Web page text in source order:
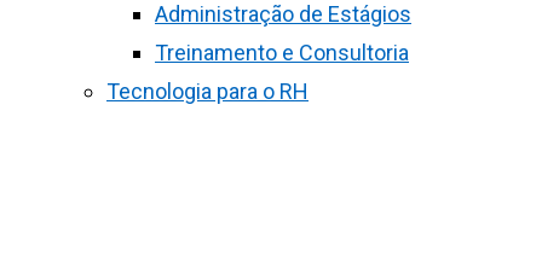
Administração de Estágios
Treinamento e Consultoria
Tecnologia para o RH